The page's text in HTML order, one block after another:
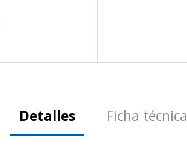
Detalles Ficha técnica